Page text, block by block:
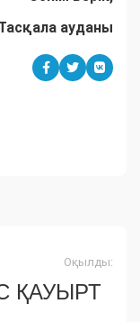
ауданы
Оқылды:
ҚАУЫРТ